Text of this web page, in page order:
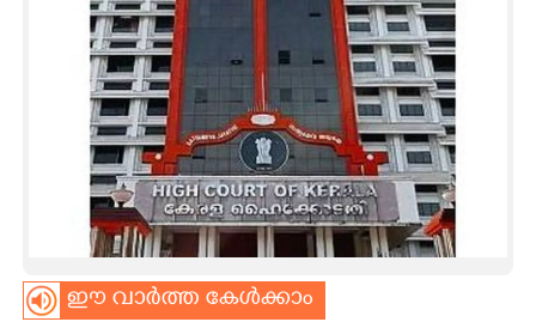
SPIRITUAL
ഈ വാർത്ത കേൾക്കാം